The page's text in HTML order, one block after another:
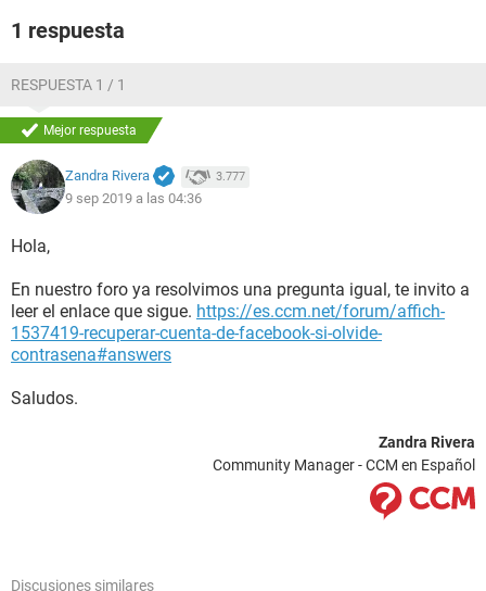
1 respuesta
RESPUESTA 1 / 1
Mejor respuesta
Zandra Rivera 3.777
9 sep 2019 a las 04:36
Hola,
En nuestro foro ya resolvimos una pregunta igual, te invito a
leer el enlace que sigue. https://es.ccm.net/forum/affich-
1537419-recuperar-cuenta-de-facebook-si-olvide-
contrasena#answers
Saludos.
Zandra Rivera
Community Manager - CCM en Español
Discusiones similares